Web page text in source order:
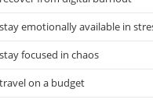
emotionally available in
focused in chaos
on a budget